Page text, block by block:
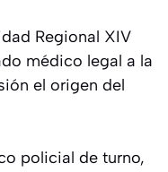
Regional XIV
médico legal a la
el origen del
policial de turno,